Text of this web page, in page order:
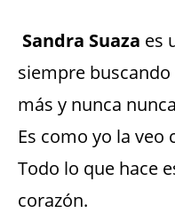
Sandra Suaza es
siempre
más y nunca
Es como yo la veo
Todo lo que hace
corazón.